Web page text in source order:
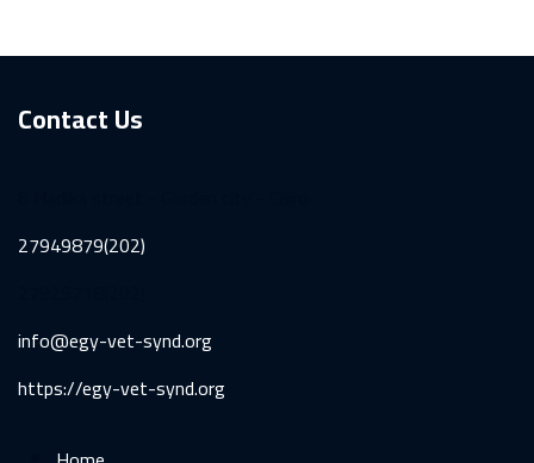
Contact Us
27949879(202)
info@egy-vet-synd.org
https://egy-vet-synd.org